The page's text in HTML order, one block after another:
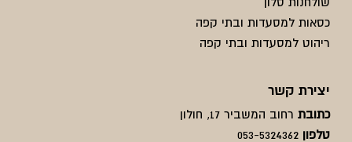
כסאות למסעדות ובתי קפה
ריהוט למסעדות ובתי קפה
יצירת קשר
כתובת רחוב המשביר 17, חולון
טלפון 053-5324362